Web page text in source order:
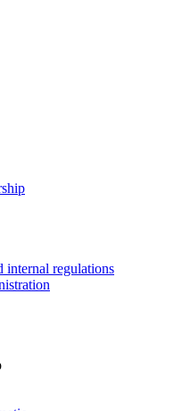
internal regulations